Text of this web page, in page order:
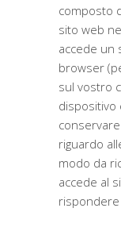
composto
sito web
accede un
browser
sul vostro
dispositivo
riguardo
modo da
accede al
rispondere